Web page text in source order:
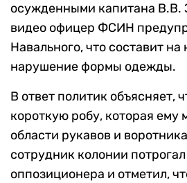
осужденными капитана В.В.
видео офицер ФСИН
Навального, что составит на
нарушение формы одежды.
В ответ политик объясняет,
короткую робу, которая ему
области рукавов и
сотрудник колонии
оппозиционера и отметил,